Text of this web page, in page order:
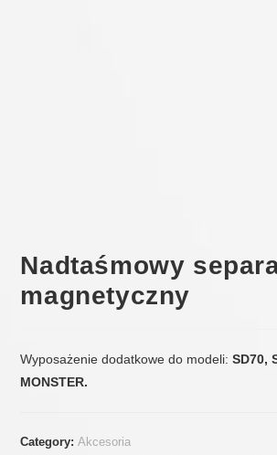
Nadtaśmowy
magnetyczny
Wyposażenie dodatkowe do modeli:SD70,
MONSTER.
Category:Akcesoria